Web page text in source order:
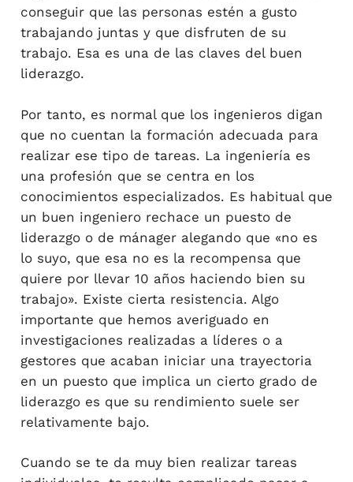
conseguir que las personas estén a gusto
trabajando juntas y que disfruten de su
trabajo. Esa es una de las claves del buen
liderazgo.
Por tanto, es normal que los ingenieros digan
que no cuentan la formación adecuada para
realizar ese tipo de tareas. La ingeniería es
una profesión que se centra en los
conocimientos especializados. Es habitual que
un buen ingeniero rechace un puesto de
liderazgo o de mánager alegando que «no es
lo suyo, que esa no es la recompensa que
quiere por llevar 10 años haciendo bien su
trabajo». Existe cierta resistencia. Algo
importante que hemos averiguado en
investigaciones realizadas a líderes o a
gestores que acaban iniciar una trayectoria
en un puesto que implica un cierto grado de
liderazgo es que su rendimiento suele ser
relativamente bajo.
Cuando se te da muy bien realizar tareas